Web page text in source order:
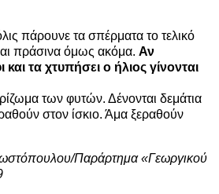
πάρουνε τα σπέρματα το τελικό
πράσινα όμως ακόμα. Αν
τα χτυπήσει ο ήλιος γίνονται
των φυτών. Δένονται δεμάτια
στον ίσκιο. Άμα ξεραθούν
Παράρτημα «Γεωργικού